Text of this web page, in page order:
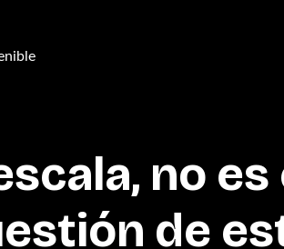
no
de